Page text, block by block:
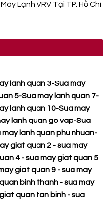
Lạnh VRV Tại TP. Hồ Chí
lanh quan 3-Sua may
5-Sua may lanh quan 7-
lanh quan 10-Sua may
lanh quan go vap-Sua
may lanh quan phu nhuan-
giat quan 2 -sua may
4 -sua may giat quan 5
giat quan 9 -sua may
binh thanh -sua may
quan tan binh -sua